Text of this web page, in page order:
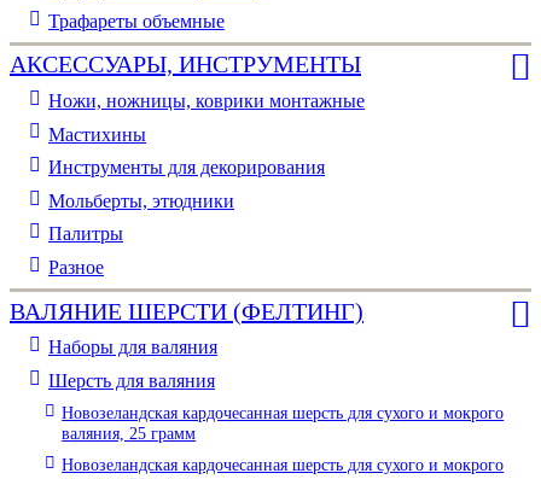
Трафареты объемные
АКСЕССУАРЫ, ИНСТРУМЕНТЫ
Ножи, ножницы, коврики монтажные
Мастихины
Инструменты для декорирования
Мольберты, этюдники
Палитры
Разное
ВАЛЯНИЕ ШЕРСТИ (ФЕЛТИНГ)
Наборы для валяния
Шерсть для валяния
Новозеландская кардочесанная шерсть для сухого и мокрого
валяния, 25 грамм
Новозеландская кардочесанная шерсть для сухого и мокрого